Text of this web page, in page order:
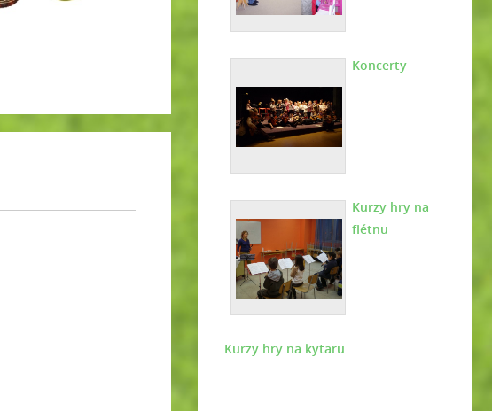
Koncerty
Kurzy hry na
flétnu
Kurzy hry na kytaru